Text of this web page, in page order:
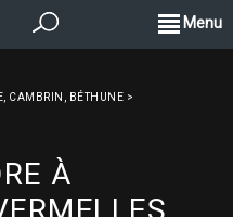
Menu
CAMBRIN, BÉTHUNE >
À